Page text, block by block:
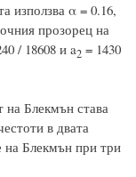
използва α = 0.16,
прозорец на
/ 18608 и a2 = 1430
на Блекмън става
в двата
на Блекмън при три